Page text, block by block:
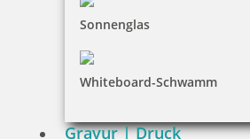
Sonnenglas
Whiteboard-Schwamm
Gravur | Druck
INFORMATIONEN
Impressum